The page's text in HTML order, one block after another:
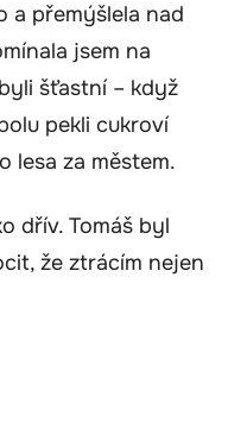
a přemýšlela nad
jsem na
šťastní – když
pekli cukroví
lesa za městem.
dřív. Tomáš byl
že ztrácím nejen